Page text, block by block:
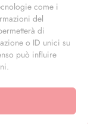
come i
del
di
o ID unici su
può influire